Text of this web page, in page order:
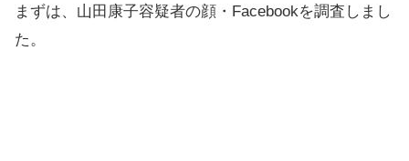
まずは、山田康子容疑者の顔・Facebookを調査しまし
た。